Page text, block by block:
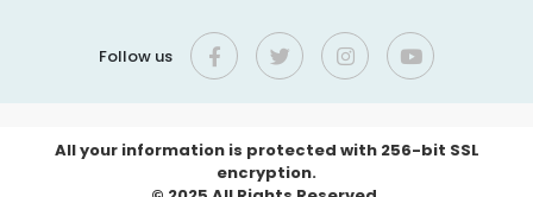
Follow us
All your information is protected with 256-bit SSL
encryption.